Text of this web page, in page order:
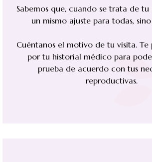
Sabemos que, cuando se trata de tu
un mismo ajuste para todas,
Cuéntanos el motivo de tu visita. Te
por tu historial médico para
prueba de acuerdo con tus
reproductivas.